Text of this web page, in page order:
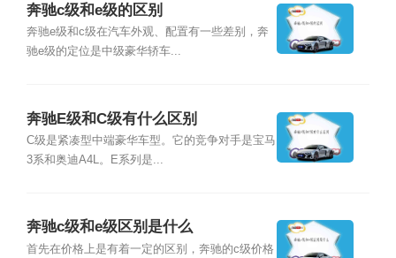
奔驰c级和e级的区别
奔驰e级和c级在汽车外观、配置有一些差别，奔
驰e级的定位是中级豪华轿车...
奔驰E级和C级有什么区别
C级是紧凑型中端豪华车型。它的竞争对手是宝马
3系和奥迪A4L。E系列是...
奔驰c级和e级区别是什么
首先在价格上是有着一定的区别，奔驰的c级价格